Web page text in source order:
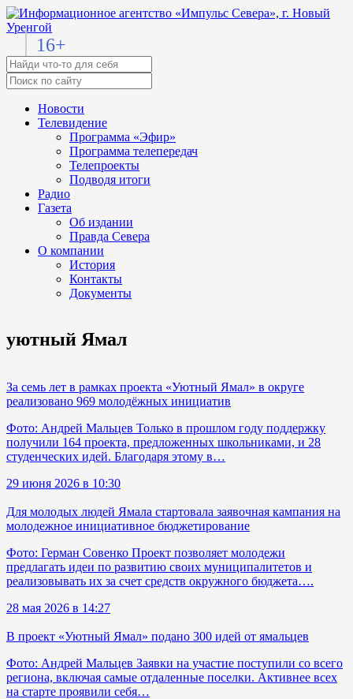
16+
Новости
Телевидение
Программа «Эфир»
Программа телепередач
Телепроекты
Подводя итоги
Радио
Газета
Об издании
Правда Севера
О компании
История
Контакты
Документы
уютный Ямал
За семь лет в рамках проекта «Уютный Ямал» в округе
реализовано 969 молодёжных инициатив
Фото: Андрей Мальцев Только в прошлом году поддержку
получили 164 проекта, предложенных школьниками, и 28
студенческих идей. Благодаря этому в…
29 июня 2026 в 10:30
Для молодых людей Ямала стартовала заявочная кампания на
молодежное инициативное бюджетирование
Фото: Герман Совенко Проект позволяет молодежи
предлагать идеи по развитию своих муниципалитетов и
реализовывать их за счет средств окружного бюджета….
28 мая 2026 в 14:27
В проект «Уютный Ямал» подано 300 идей от ямальцев
Фото: Андрей Мальцев Заявки на участие поступили со всего
региона, включая самые отдаленные поселки. Активнее всех
на старте проявили себя…